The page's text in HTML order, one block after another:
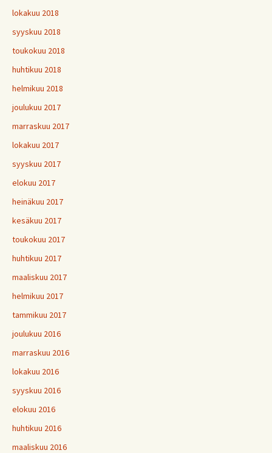
lokakuu 2018
syyskuu 2018
toukokuu 2018
huhtikuu 2018
helmikuu 2018
joulukuu 2017
marraskuu 2017
lokakuu 2017
syyskuu 2017
elokuu 2017
heinäkuu 2017
kesäkuu 2017
toukokuu 2017
huhtikuu 2017
maaliskuu 2017
helmikuu 2017
tammikuu 2017
joulukuu 2016
marraskuu 2016
lokakuu 2016
syyskuu 2016
elokuu 2016
huhtikuu 2016
maaliskuu 2016